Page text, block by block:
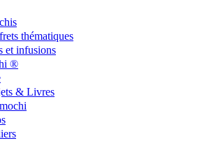
thématiques
et infusions
®
& Livres